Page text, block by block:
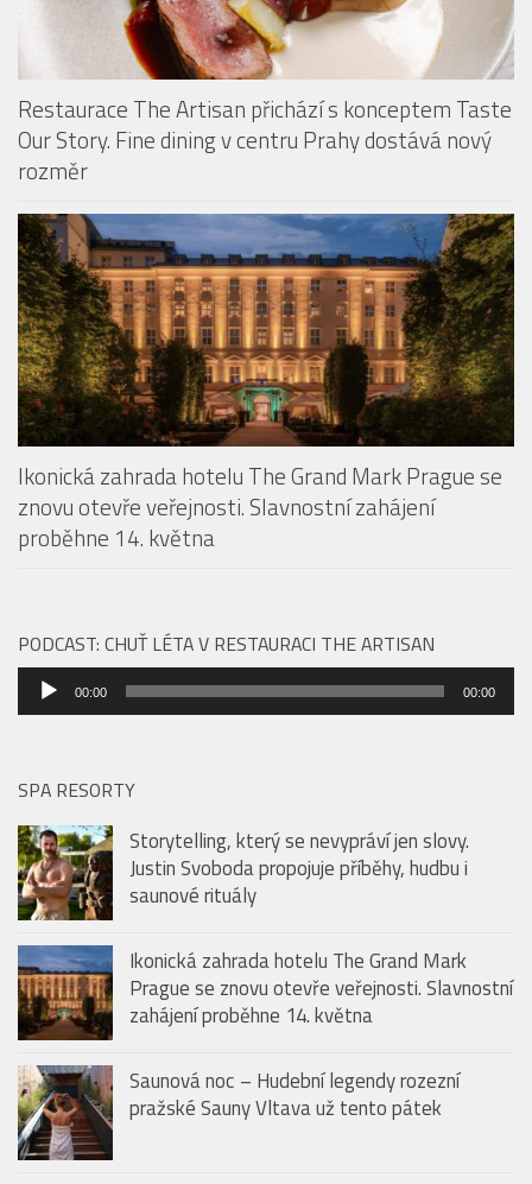
Restaurace The Artisan přichází s konceptem Taste
Our Story. Fine dining v centru Prahy dostává nový
rozměr
proběhne 14. května
Audio
přehrávač
SPA RESORTY
Storytelling, který se nevypráví jen slovy.
Justin Svoboda propojuje příběhy, hudbu i
saunové rituály
Ikonická zahrada hotelu The Grand Mark
Prague se znovu otevře veřejnosti. Slavnostní